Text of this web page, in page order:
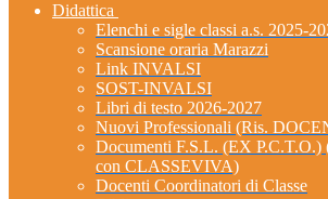
Didattica
Elenchi e sigle classi a.s. 2025-
Scansione oraria Marazzi
Link INVALSI
SOST-INVALSI
Libri di testo 2026-2027
Nuovi Professionali (Ris.
Documenti F.S.L. (EX P.C.T.O.)
con CLASSEVIVA)
Docenti Coordinatori di Classe